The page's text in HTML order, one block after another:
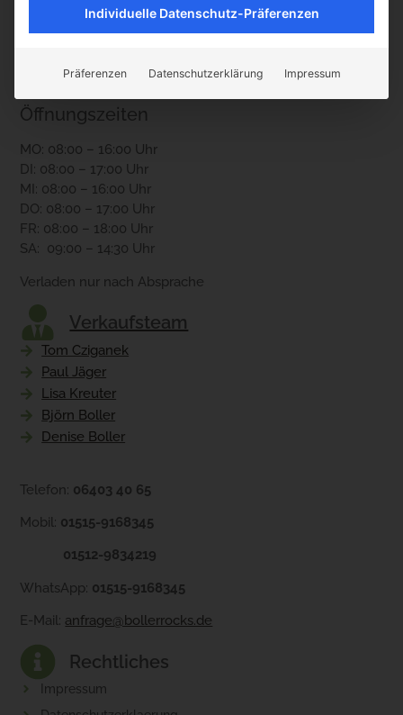
Boller Rocks KG
35428 Langgöns
Öffnungszeiten
MO: 08:00 – 16:00 Uhr
DI: 08:00 – 17:00 Uhr
MI: 08:00 – 16:00 Uhr
DO: 08:00 – 17:00 Uhr
FR: 08:00 – 18:00 Uhr
SA: 09:00 – 14:30 Uhr
Verladen nur nach Absprache
Verkaufsteam
Tom Cziganek
Paul Jäger
Lisa Kreuter
Björn Boller
Denise Boller
Telefon: 06403 40 65
Mobil: 01515-9168345
01512-9834219
WhatsApp: 01515-9168345
E-Mail: anfrage@bollerrocks.de
Rechtliches
Impressum
Individuelle Datenschutz-Präferenzen
Präferenzen Datenschutzerklärung Impressum